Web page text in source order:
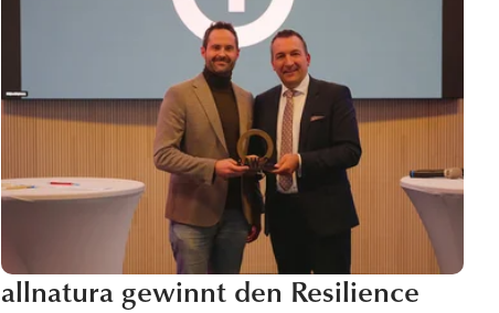
allnatura gewinnt den Resilience